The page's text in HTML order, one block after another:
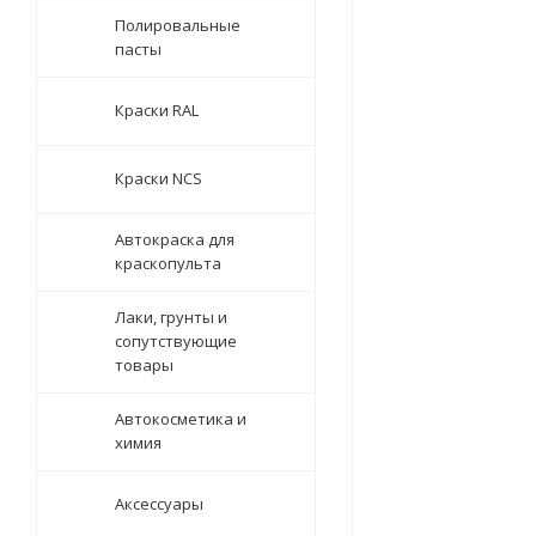
Полировальные
пасты
Краски RAL
Краски NCS
Автокраска для
краскопульта
Лаки, грунты и
сопутствующие
товары
Автокосметика и
химия
Аксессуары